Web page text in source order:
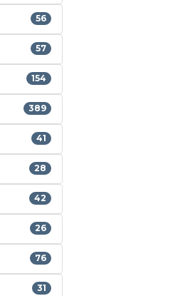
56
57
154
389
41
28
42
26
76
31